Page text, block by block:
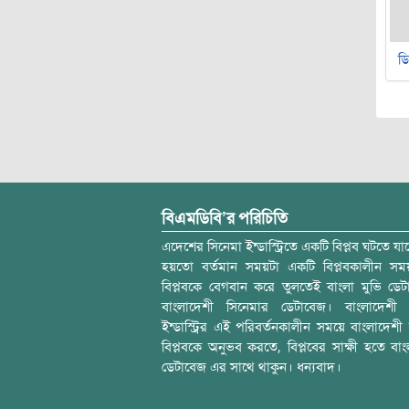
বিএমডিবি’র পরিচিতি
এদেশের সিনেমা ইন্ডাস্ট্রিতে একটি বিপ্লব ঘটতে
হয়তো বর্তমান সময়টা একটি বিপ্লবকালীন
বিপ্লবকে বেগবান করে তুলতেই বাংলা মুভি
বাংলাদেশী সিনেমার ডেটাবেজ। বাংলাদেশী
ইন্ডাস্ট্রির এই পরিবর্তনকালীন সময়ে বাংলাদেশী
বিপ্লবকে অনুভব করতে, বিপ্লবের সাক্ষী হতে
ডেটাবেজ এর সাথে থাকুন। ধন্যবাদ।